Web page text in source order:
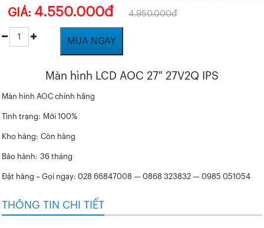
GIÁ: 4.550.000đ 4.950.000đ
MUA NGAY
Màn hình LCD AOC 27″ 27V2Q IPS
Màn hình AOC chính hãng
Tình trạng: Mới 100%
Kho hàng: Còn hàng
Bảo hành: 36 tháng
Đặt hàng – Gọi ngay: 028 66847008 — 0868 323832 — 0985 051054
THÔNG TIN CHI TIẾT